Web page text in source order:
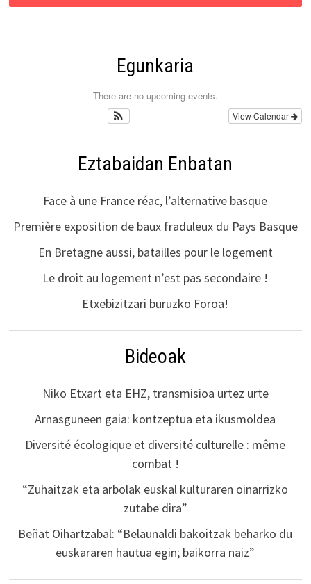
Egunkaria
There are no upcoming events.
View Calendar
Eztabaidan Enbatan
Face à une France réac, l’alternative basque
Première exposition de baux fraduleux du Pays Basque
En Bretagne aussi, batailles pour le logement
Le droit au logement n’est pas secondaire !
Etxebizitzari buruzko Foroa!
Bideoak
Niko Etxart eta EHZ, transmisioa urtez urte
Arnasguneen gaia: kontzeptua eta ikusmoldea
Diversité écologique et diversité culturelle : même
combat !
“Zuhaitzak eta arbolak euskal kulturaren oinarrizko
zutabe dira”
Beñat Oihartzabal: “Belaunaldi bakoitzak beharko du
euskararen hautua egin; baikorra naiz”